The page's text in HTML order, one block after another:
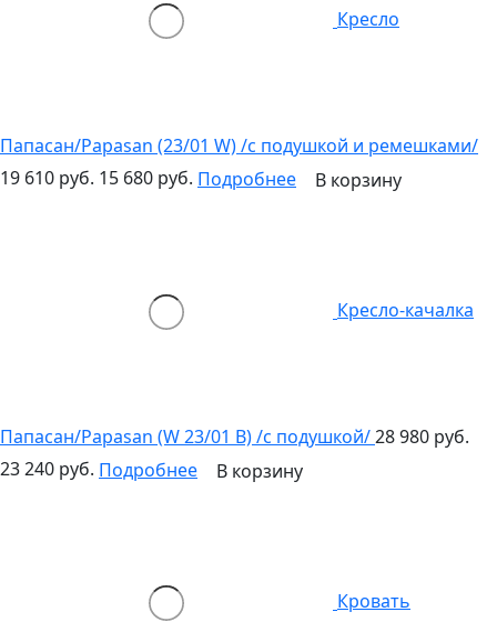
Кресло
Папасан/Papasan (23/01 W) /с подушкой и ремешками/
19 610 руб. 15 680 руб. Подробнее В корзину
Кресло-качалка
Папасан/Papasan (W 23/01 B) /с подушкой/28 980 руб.
23 240 руб. Подробнее В корзину
Кровать